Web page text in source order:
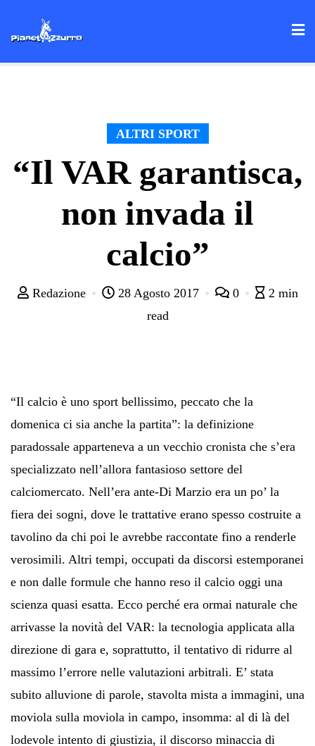
ALTRI SPORT
“Il VAR garantisca,
non invada il
calcio”
Redazione 28 Agosto 2017 0
2 min
read
“Il calcio è uno sport bellissimo, peccato che la
domenica ci sia anche la partita”: la definizione
paradossale apparteneva a un vecchio cronista che s’era
specializzato nell’allora fantasioso settore del
calciomercato. Nell’era ante-Di Marzio era un po’ la
fiera dei sogni, dove le trattative erano spesso costruite a
tavolino da chi poi le avrebbe raccontate fino a renderle
verosimili. Altri tempi, occupati da discorsi estemporanei
e non dalle formule che hanno reso il calcio oggi una
scienza quasi esatta. Ecco perché era ormai naturale che
arrivasse la novità del VAR: la tecnologia applicata alla
direzione di gara e, soprattutto, il tentativo di ridurre al
massimo l’errore nelle valutazioni arbitrali. E’ stata
subito alluvione di parole, stavolta mista a immagini, una
moviola sulla moviola in campo, insomma: al di là del
lodevole intento di giustizia, il discorso minaccia di